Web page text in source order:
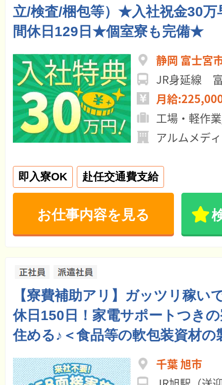
立/検査/梱包等）★入社祝金30
間休日129日★個室寮も完備★
静岡 富士宮
JR身延線
月給
工場・軽作
アルムメデ
即入寮OK 赴任交通費支給
お仕事内容を見る
【寮費補助アリ】ガッツリ稼い
休日150日！家電サポートつき
住める♪＜食品等の軟包装資材の
千葉 旭市